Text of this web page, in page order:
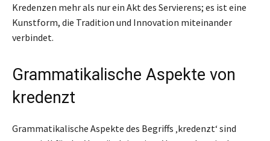
Kredenzen mehr als nur ein Akt des Servierens; es ist eine
Kunstform, die Tradition und Innovation miteinander
verbindet.
Grammatikalische Aspekte von
kredenzt
Grammatikalische Aspekte des Begriffs ‚kredenzt‘ sind